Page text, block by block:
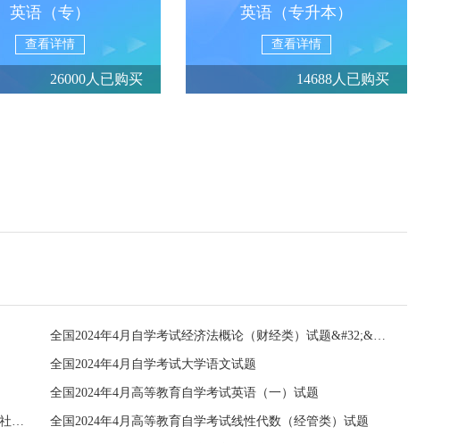
英语（专）
查看详情
26000人已购买
英语（专升本）
查看详情
14688人已购买
全国2024年4月自学考试经济法概论（财经类）试题&#32;&#32;
全国2024年4月自学考试大学语文试题
全国2024年4月高等教育自学考试英语（一）试题
全国2024年4月高等教育自学考试毛泽东思想和中国特色社会主义理论体系概论试题 全国2024年4月高等教育自学考试线性代数（经管类）试题